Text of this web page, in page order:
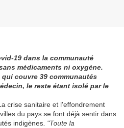
19 dans la communauté
médicaments ni oxygène.
couvre 39 communautés
le reste étant isolé par le
crise sanitaire et l'effondrement
du pays se font déjà sentir dans
indigènes. "Toute la